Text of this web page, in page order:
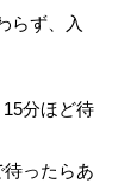
らず、入
分ほど待
ったらあ